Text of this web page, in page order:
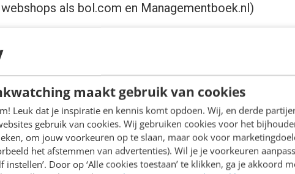
maakt gebruik van cookies
Leuk dat je inspiratie en kennis komt opdoen. Wij, en derde
gebruik van cookies. Wij gebruiken cookies voor het
om jouw voorkeuren op te slaan, maar ook voor
het afstemmen van advertenties). Wil je je voorkeuren
instellen’. Door op ‘Alle cookies toestaan’ te klikken, ga je akkoord
als bol.com en Managementboek.nl)
die loyaal schrijven voor Frankwatching. Het
voor de contentstrategie en -
redigeren van de artikelen van auteurs, en
worden nageleefd.